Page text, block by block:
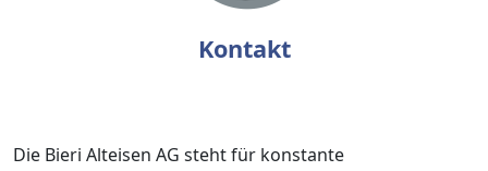
Kontakt
Die Bieri Alteisen AG steht für konstante